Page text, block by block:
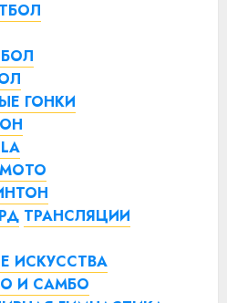
ГОНКИ
ТРАНСЛЯЦИИ
ИСКУССТВА
И САМБО